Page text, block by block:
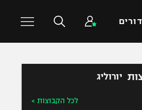
ענפים נוספים
יורוליג
לכל הקבוצות >